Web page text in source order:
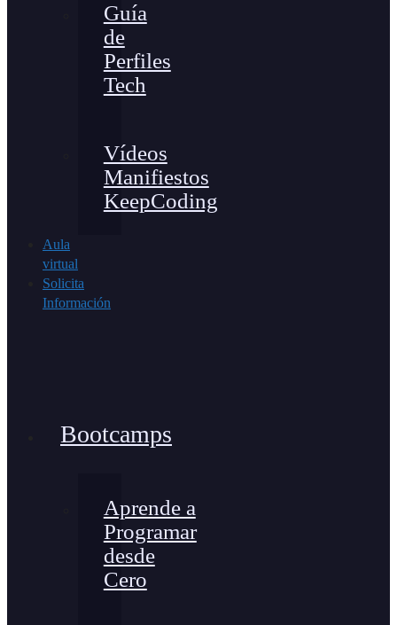
Guía
de
Perfiles
Tech
Vídeos
Manifiestos
KeepCoding
Aula
virtual
Solicita
Información
Bootcamps
Aprende a
Programar
desde
Cero